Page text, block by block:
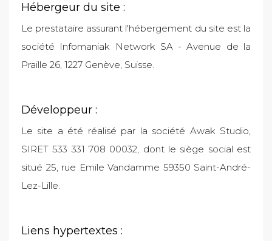
Hébergeur du site :
Le prestataire assurant l'hébergement du site est la
société Infomaniak Network SA - Avenue de la
Praille 26, 1227 Genève, Suisse.
Développeur :
Le site a été réalisé par la société Awak Studio,
SIRET 533 331 708 00032, dont le siège social est
situé 25, rue Emile Vandamme 59350 Saint-André-
Lez-Lille.
Liens hypertextes :